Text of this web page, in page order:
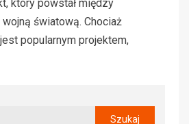
który powstał między
światową. Chociaż
popularnym projektem,